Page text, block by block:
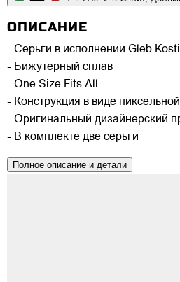
ОПИСАНИЕ
- Серьги в исполнении Gleb
- Бижутерный сплав
- One Size Fits All
- Конструкция в виде
- Оригинальный дизайнерский
- В комплекте две серьги
Полное описание и детали